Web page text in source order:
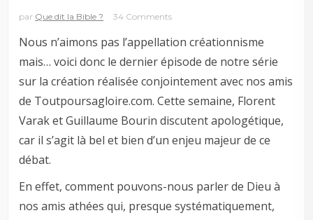
par Que dit la Bible ? 34 Comments
Nous n’aimons pas l’appellation créationnisme
mais… voici donc le dernier épisode de notre série
sur la création réalisée conjointement avec nos amis
de Toutpoursagloire.com. Cette semaine, Florent
Varak et Guillaume Bourin discutent apologétique,
car il s’agit là bel et bien d’un enjeu majeur de ce
débat.
En effet, comment pouvons-nous parler de Dieu à
nos amis athées qui, presque systématiquement,